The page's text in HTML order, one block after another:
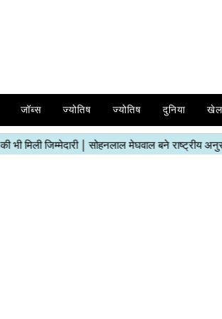
जॉब्स ज्योतिष ज्योतिष दुनिया खेल